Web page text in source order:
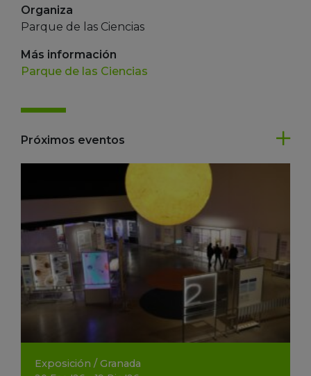
Organiza
Parque de las Ciencias
Más información
Parque de las Ciencias
Próximos eventos
Exposición / Granada